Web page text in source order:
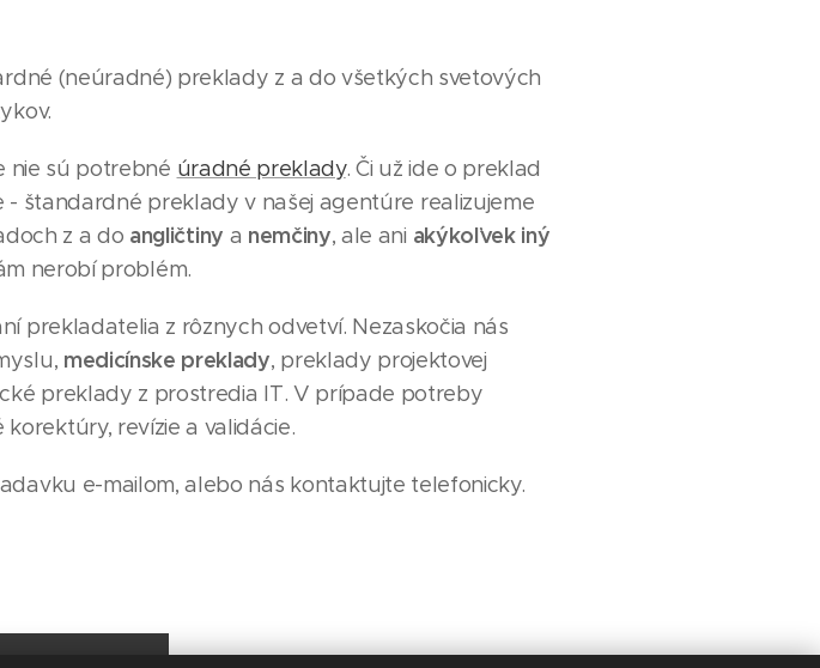
(neúradné) preklady z a do všetkých svetových
nie sú potrebné úradné preklady. Či už ide o preklad
štandardné preklady v našej agentúre realizujeme
z a do angličtiny a nemčiny, ale ani akýkoľvek iný
nerobí problém.
prekladatelia z rôznych odvetví. Nezaskočia nás
medicínske preklady, preklady projektovej
preklady z prostredia IT. V prípade potreby
revízie a validácie.
e-mailom, alebo nás kontaktujte telefonicky.